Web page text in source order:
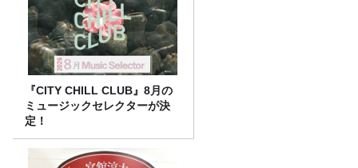
『CITY CHILL CLUB』8月の
ミュージックセレクターが決
定！